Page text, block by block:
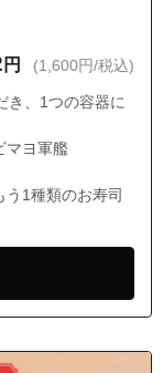
円 (1,600円/税込)
、1つの容器に
マヨ軍艦
う1種類のお寿司